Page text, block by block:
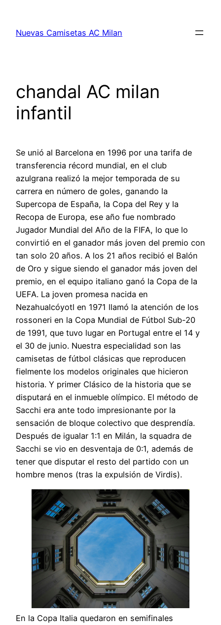
contenido
Nuevas Camisetas AC Milan
chandal AC milan
infantil
Se unió al Barcelona en 1996 por una tarifa de
transferencia récord mundial, en el club
azulgrana realizó la mejor temporada de su
carrera en número de goles, ganando la
Supercopa de España, la Copa del Rey y la
Recopa de Europa, ese año fue nombrado
Jugador Mundial del Año de la FIFA, lo que lo
convirtió en el ganador más joven del premio con
tan solo 20 años. A los 21 años recibió el Balón
de Oro y sigue siendo el ganador más joven del
premio, en el equipo italiano ganó la Copa de la
UEFA. La joven promesa nacida en
Nezahualcóyotl en 1971 llamó la atención de los
rossoneri en la Copa Mundial de Fútbol Sub-20
de 1991, que tuvo lugar en Portugal entre el 14 y
el 30 de junio. Nuestra especialidad son las
camisetas de fútbol clásicas que reproducen
fielmente los modelos originales que hicieron
historia. Y primer Clásico de la historia que se
disputará en el inmueble olímpico. El método de
Sacchi era ante todo impresionante por la
sensación de bloque colectivo que desprendía.
Después de igualar 1:1 en Milán, la squadra de
Sacchi se vio en desventaja de 0:1, además de
tener que disputar el resto del partido con un
hombre menos (tras la expulsión de Virdis).
En la Copa Italia quedaron en semifinales